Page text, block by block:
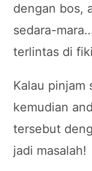
dengan bos,
sedara-
terlintas di
Kalau
kemudian
tersebut
jadi masalah!